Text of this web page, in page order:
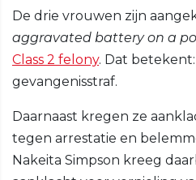
De drie vrouwen zijn
aggravated battery on a
Class 2 felony. Dat
gevangenisstraf.
Daarnaast kregen ze
tegen arrestatie en
Nakeita Simpson kreeg